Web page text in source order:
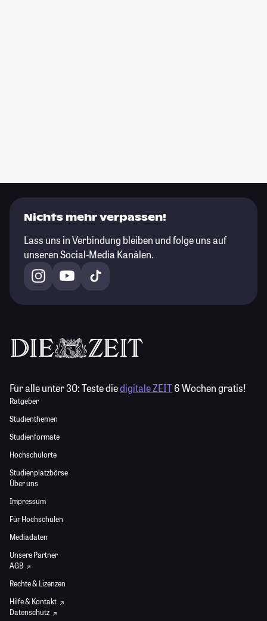
Nichts mehr verpassen!
Lass uns in Verbindung bleiben und folge uns auf
unseren Social-Media Kanälen.
Für alle unter 30:Teste diedigitale ZEIT6 Wochen gratis!
Ratgeber
Studienthemen
Studienformate
Hochschulorte
Studienplatzbörse
Über uns
Impressum
Für Hochschulen
Mediadaten
Unsere Partner
AGB
Rechte & Lizenzen
Hilfe & Kontakt
Datenschutz